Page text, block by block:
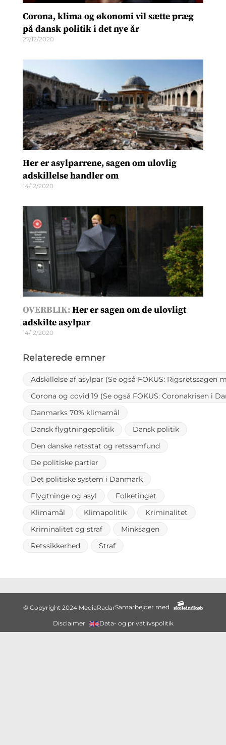
Corona, klima og økonomi vil sætte præg
på dansk politik i det nye år
27/12/2020
Her er asylparrene, sagen om ulovlig
adskillelse handler om
14/12/2020
OVERBLIK:Her er sagen om de ulovligt
adskilte asylpar
14/12/2020
Relaterede emner
Adskillelse af asylpar (Se også FOKUS: Rigsretssagen
Corona og covid 19 (Se også FOKUS: Coronakrisen i
Danmarks 70% klimamål
Dansk flygtningepolitik
Dansk politik
Den danske retsstat og retssamfund
De politiske partier
Det politiske system i Danmark
Flygtninge og asyl
Folketinget
Klimamål
Klimapolitik
Kriminalitet
Kriminalitet og straf
Minksagen
Retssikkerhed
Straf
© Copyright 2024 MediaRadarSamarbejder med
Disclaimer Data- og privatlivspolitik